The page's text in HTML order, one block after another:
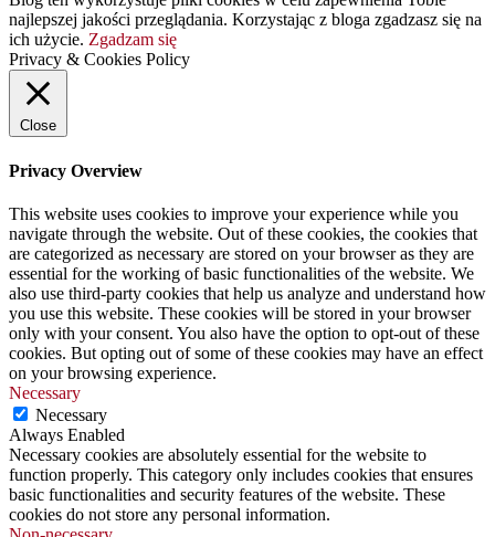
najlepszej jakości przeglądania. Korzystając z bloga zgadzasz się na
ich użycie. Zgadzam się
Privacy & Cookies Policy
Close
Privacy Overview
This website uses cookies to improve your experience while you
navigate through the website. Out of these cookies, the cookies that
are categorized as necessary are stored on your browser as they are
essential for the working of basic functionalities of the website. We
also use third-party cookies that help us analyze and understand how
you use this website. These cookies will be stored in your browser
only with your consent. You also have the option to opt-out of these
cookies. But opting out of some of these cookies may have an effect
on your browsing experience.
Necessary
Necessary
Always Enabled
Necessary cookies are absolutely essential for the website to
function properly. This category only includes cookies that ensures
basic functionalities and security features of the website. These
cookies do not store any personal information.